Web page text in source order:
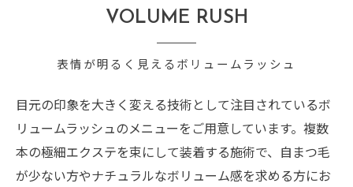
表情が明るく見えるボリュームラッシュ
VOLUME RUSH
目元の印象を大きく変える技術として注目されているボ
リュームラッシュのメニューをご用意しています。複数
本の極細エクステを束にして装着する施術で、自まつ毛
が少ない方やナチュラルなボリューム感を求める方にお